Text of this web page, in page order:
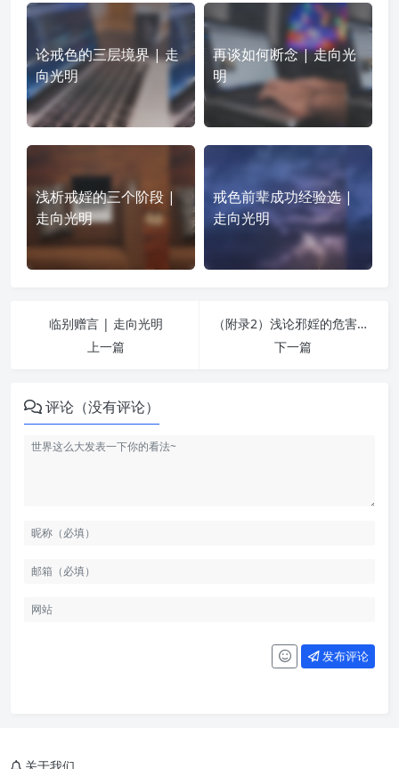
论戒色的三层境界 | 走
向光明
再谈如何断念 | 走向光
明
浅析戒婬的三个阶段 |
走向光明
戒色前辈成功经验选 |
走向光明
临别赠言 | 走向光明
上一篇
（附录2）浅论邪婬的危害与对策 | 走向光明
下一篇
评论（没有评论）
发布评论